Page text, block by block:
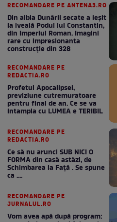
RECOMANDARE PE ANTENA3.RO
Din albia Dunării secate a ieșit
la iveală Podul lui Constantin,
din Imperiul Roman. Imagini
rare cu impresionanta
construcție din 328
RECOMANDARE PE
REDACTIA.RO
Profetul Apocalipsei,
previziune cutremuratoare
pentru final de an. Ce se va
intampla cu LUMEA e TERIBIL
RECOMANDARE PE
REDACTIA.RO
Ce să nu arunci SUB NICI O
FORMA din casă astăzi, de
Schimbarea la Față . Se spune
ca ....
RECOMANDARE PE
JURNALUL.RO
Vom avea apă după program: